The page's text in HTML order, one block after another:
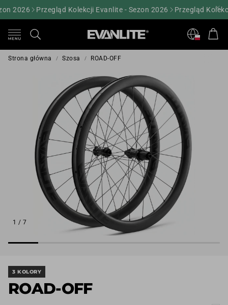
2026 Przegląd Kolekcji Evanlite - Sezon 2026 Przegląd Kolekcji
Szukaj
Strona główna Szosa ROAD-OFF
1 / 7
3 KOLORY
ROAD-OFF